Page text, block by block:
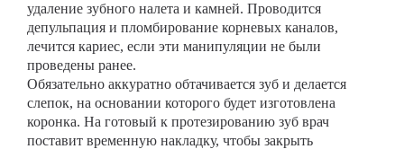
удаление зубного налета и камней. Проводится
депульпация и пломбирование корневых каналов,
лечится кариес, если эти манипуляции не были
проведены ранее.
Обязательно аккуратно обтачивается зуб и делается
слепок, на основании которого будет изготовлена
коронка. На готовый к протезированию зуб врач
поставит временную накладку, чтобы закрыть